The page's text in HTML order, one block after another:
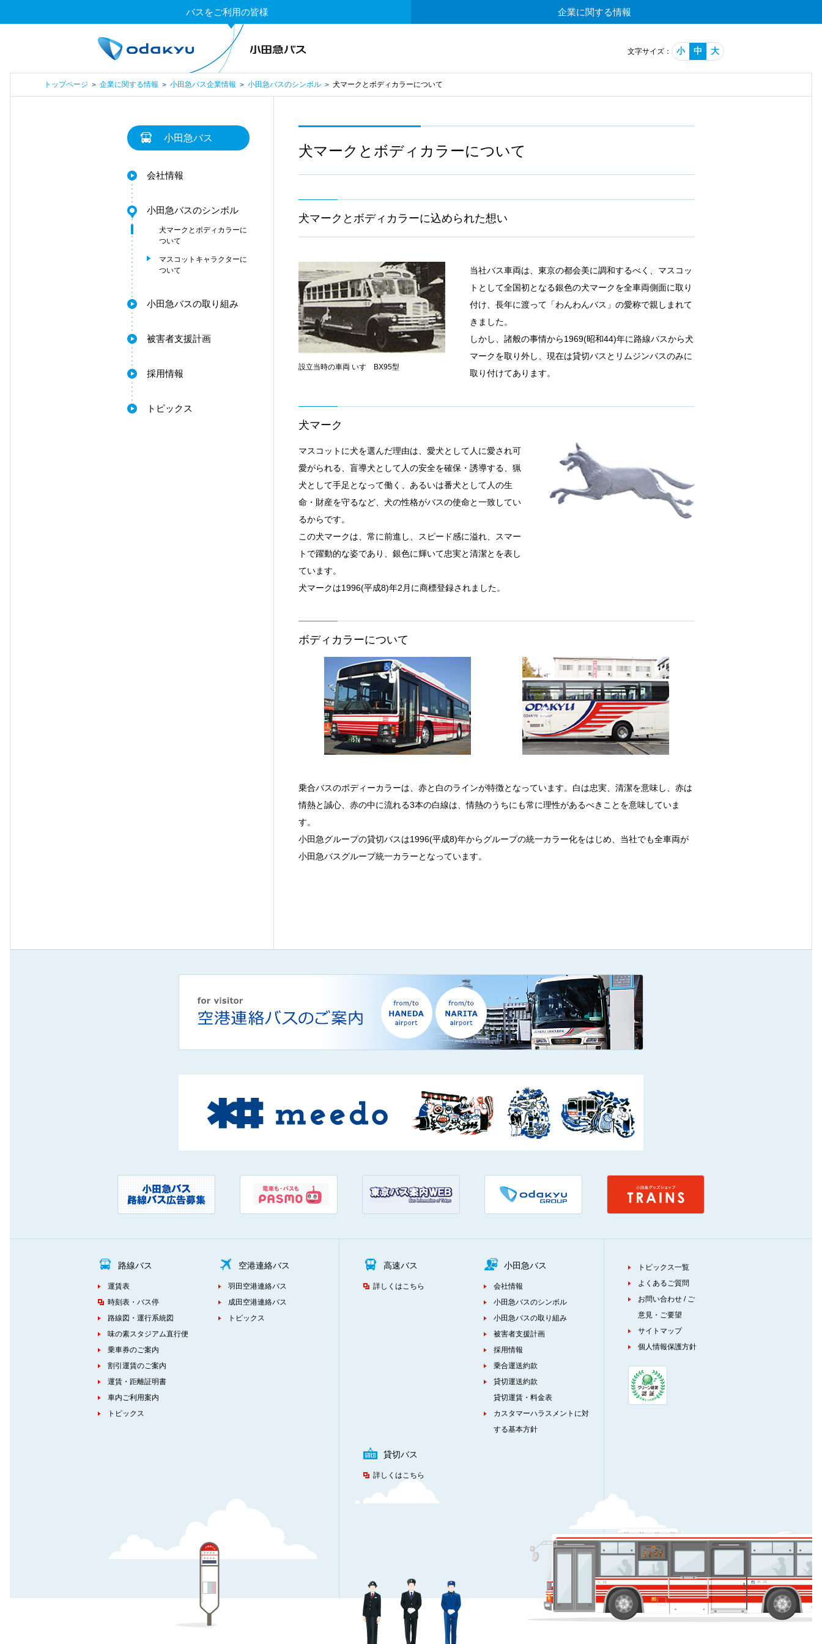
バスをご利用の皆様 企業に関する情報
文字サイズ： 小 中 大
トップページ > 企業に関する情報 > 小田急バス企業情報 > 小田急バスのシンボル > 犬マークとボディカラーについて
犬マークとボディカラーについて
犬マークとボディカラーに込められた想い
設立当時の車両 いすゞBX95型
当社バス車両は、東京の都会美に調和するべく、マスコッ
トとして全国初となる銀色の犬マークを全車両側面に取り
付け、長年に渡って「わんわんバス」の愛称で親しまれて
きました。
しかし、諸般の事情から1969(昭和44)年に路線バスから犬
マークを取り外し、現在は貸切バスとリムジンバスのみに
取り付けてあります。
犬マーク
マスコットに犬を選んだ理由は、愛犬として人に愛され可
愛がられる、盲導犬として人の安全を確保・誘導する、猟
犬として手足となって働く、あるいは番犬として人の生
命・財産を守るなど、犬の性格がバスの使命と一致してい
るからです。
この犬マークは、常に前進し、スピード感に溢れ、スマー
トで躍動的な姿であり、銀色に輝いて忠実と清潔とを表し
ています。
犬マークは1996(平成8)年2月に商標登録されました。
ボディカラーについて
乗合バスのボディーカラーは、赤と白のラインが特徴となっています。白は忠実、清潔を意味し、赤は
情熱と誠心、赤の中に流れる3本の白線は、情熱のうちにも常に理性があるべきことを意味していま
す。
小田急グループの貸切バスは1996(平成8)年からグループの統一カラー化をはじめ、当社でも全車両が
小田急バスグループ統一カラーとなっています。
小田急バス
会社情報
小田急バスのシンボル
犬マークとボディカラーに
ついて
マスコットキャラクターに
ついて
小田急バスの取り組み
被害者支援計画
採用情報
トピックス
路線バス
運賃表
時刻表・バス停
路線図・運行系統図
味の素スタジアム直行便
乗車券のご案内
割引運賃のご案内
運賃・距離証明書
車内ご利用案内
トピックス
空港連絡バス
羽田空港連絡バス
成田空港連絡バス
トピックス
高速バス
詳しくはこちら
小田急バス
会社情報
小田急バスのシンボル
小田急バスの取り組み
被害者支援計画
採用情報
乗合運送約款
貸切運送約款
貸切運賃・料金表
カスタマーハラスメントに対
する基本方針
貸切バス
詳しくはこちら
トピックス一覧
よくあるご質問
お問い合わせ / ご
意見・ご要望
サイトマップ
個人情報保護方針